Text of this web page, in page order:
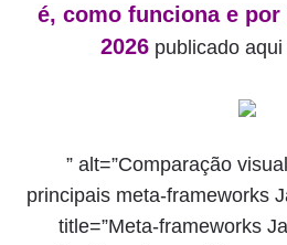
é, como funciona e
2026publicado aqui
” alt=”Comparação
principais meta-frameworks
title=”Meta-frameworks